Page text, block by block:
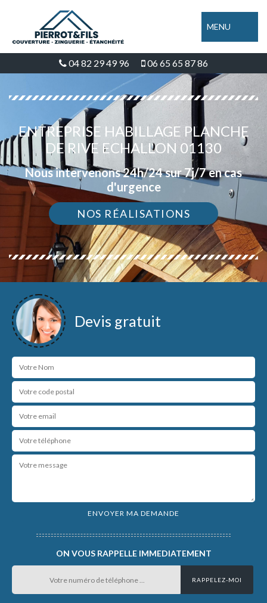
MENU
04 82 29 49 96 06 65 65 87 86
ENTREPRISE HABILLAGE PLANCHE
DE RIVE ECHALLON 01130
Nous intervenons 24h/24 sur 7j/7 en cas
d'urgence
NOS RÉALISATIONS
Devis gratuit
ON VOUS RAPPELLE IMMEDIATEMENT